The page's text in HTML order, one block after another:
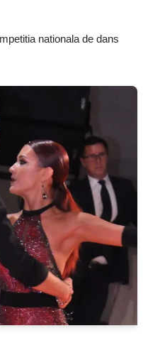
nationala de dans